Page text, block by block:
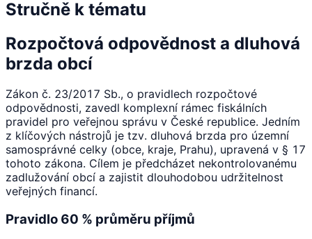
Stručně k tématu
Rozpočtová odpovědnost a dluhová
brzda obcí
Zákon č. 23/2017 Sb., o pravidlech rozpočtové
odpovědnosti, zavedl komplexní rámec fiskálních
pravidel pro veřejnou správu v České republice. Jedním
z klíčových nástrojů je tzv. dluhová brzda pro územní
samosprávné celky (obce, kraje, Prahu), upravená v § 17
tohoto zákona. Cílem je předcházet nekontrolovanému
zadlužování obcí a zajistit dlouhodobou udržitelnost
veřejných financí.
Pravidlo 60 % průměru příjmů